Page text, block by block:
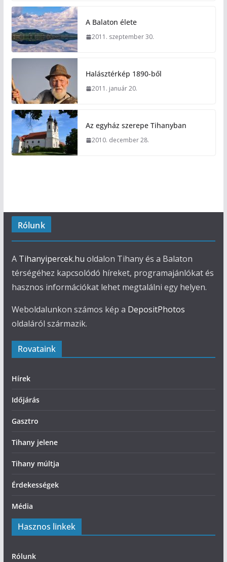
A Balaton élete
2011. szeptember 30.
Halásztérkép 1890-ből
2011. január 20.
Az egyház szerepe Tihanyban
2010. december 28.
Rólunk
A Tihanyipercek.hu oldalon Tihany és a Balaton
térségéhez kapcsolódó híreket, programajánlókat és
hasznos információkat lehet megtalálni egy helyen.
Weboldalunkon számos kép a DepositPhotos
oldaláról származik.
Rovataink
Hírek
Időjárás
Gasztro
Tihany jelene
Tihany múltja
Érdekességek
Média
Hasznos linkek
Rólunk